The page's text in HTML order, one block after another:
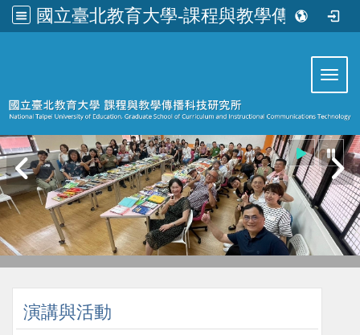
國立臺北教育大學-課程與教學傳播科技研究所
演講與活動